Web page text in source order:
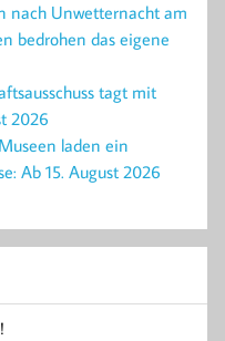
nach Unwetternacht am
bedrohen das eigene
tagt mit
2026
laden ein
Ab 15. August 2026